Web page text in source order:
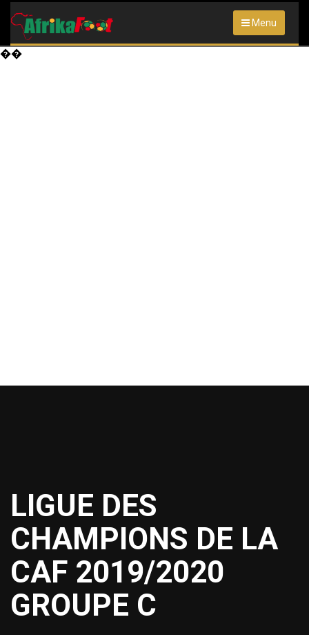
Menu
��
LIGUE DES
CHAMPIONS DE LA
CAF 2019/2020
GROUPE C